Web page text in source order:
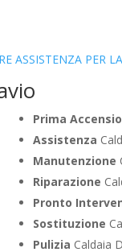
ASSISTENZA PER
Prima
Assistenza
Manutenzione
Riparazione
Pronto
Sostituzione
Pulizia Caldaia